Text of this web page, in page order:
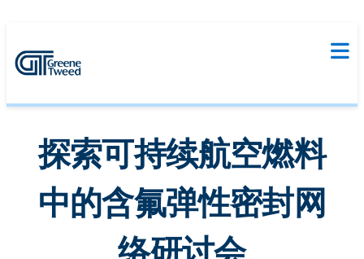
探索可持续航空燃料
中的含氟弹性密封网